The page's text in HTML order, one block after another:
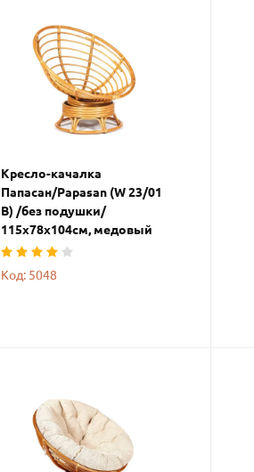
Кресло-качалка
Папасан/Papasan (W 23/01
B) /без подушки/
115х78х104см, медовый
Код: 5048